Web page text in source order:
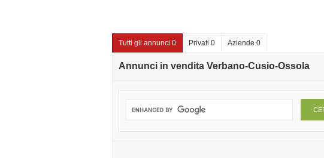
Tutti gli annunci 0 Privati 0 Aziende 0
Annunci in vendita Verbano-Cusio-Ossola